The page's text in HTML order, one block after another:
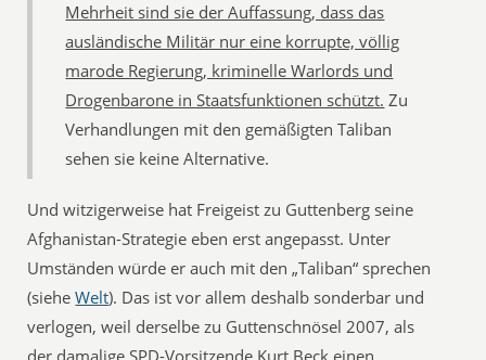
Mehrheit sind sie der Auffassung, dass das
ausländische Militär nur eine korrupte, völlig
marode Regierung, kriminelle Warlords und
Drogenbarone in Staatsfunktionen schützt. Zu
Verhandlungen mit den gemäßigten Taliban
sehen sie keine Alternative.
Und witzigerweise hat Freigeist zu Guttenberg seine
Afghanistan-Strategie eben erst angepasst. Unter
Umständen würde er auch mit den „Taliban“ sprechen
(sieheWelt). Das ist vor allem deshalb sonderbar und
verlogen, weil derselbe zu Guttenschnösel 2007, als
der damalige SPD-Vorsitzende Kurt Beck einen